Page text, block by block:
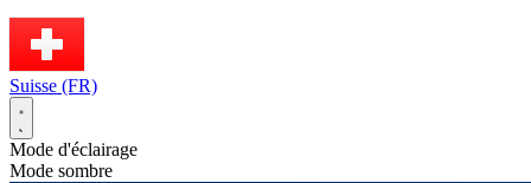
Suisse (FR)
Mode d'éclairage
Mode sombre